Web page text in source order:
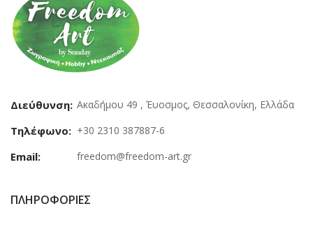
Διεύθυνση: Ακαδήμου 49 , Έυοσμος, Θεσσαλονίκη, Ελλάδα
Τηλέφωνο: +30 2310 387887-6
Email: freedom@freedom-art.gr
ΠΛΗΡΟΦΟΡΊΕΣ